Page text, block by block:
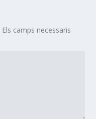
Els camps necessaris